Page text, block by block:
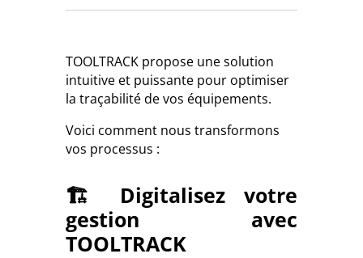
TOOLTRACK propose une solution
intuitive et puissante pour optimiser
la traçabilité de vos équipements.
Voici comment nous transformons
vos processus :
🏗️ Digitalisez votre
gestion avec
TOOLTRACK